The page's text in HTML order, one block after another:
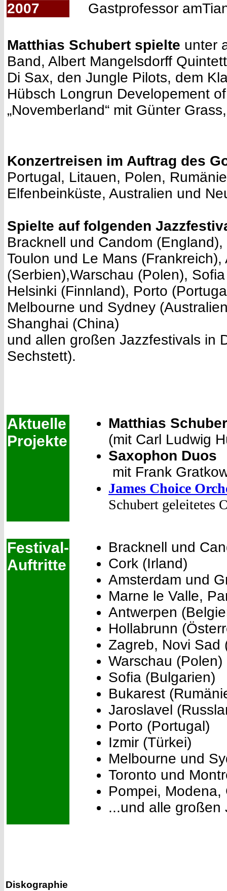
2007 Gastprofessor
Matthias Schubert spielte unter
Band, Albert Mangelsdorff
Di Sax, den Jungle Pilots, dem
Hübsch Longrun Developement
„Novemberland“ mit Günter
Konzertreisen im Auftrag des
Portugal, Litauen, Polen,
Elfenbeinküste, Australien und
Spielte auf folgenden
Bracknell und Candom
Toulon und Le Mans
(Serbien),Warschau (Polen),
Helsinki (Finnland), Porto
Melbourne und Sydney
Shanghai (China)
und allen großen Jazzfestivals in
Sechstett).
Aktuelle
Projekte
Matthias
(mit Carl Ludwig
Saxophon Duos
mit Frank
James Choice
Schubert geleitetes
Festival-
Auftritte
Bracknell und
Cork (Irland)
Amsterdam und
Marne le Valle,
Antwerpen
Hollabrunn
Zagreb, Novi Sad
Warschau (Polen)
Sofia (Bulgarien)
Bukarest
Jaroslavel
Porto (Portugal)
Izmir (Türkei)
Melbourne und
Toronto und
Pompei,
...und alle großen
Diskographie